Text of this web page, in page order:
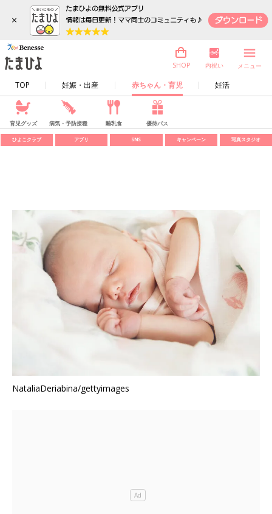
×
TOP 妊娠・出産 赤ちゃん・育児 妊活
SHOP 内祝い メニュー
育児グッズ 病気・予防接種 離乳食 優待パス
ひよこクラブ アプリ SNS キャンペーン 写真スタジオ
NataliaDeriabina/gettyimages